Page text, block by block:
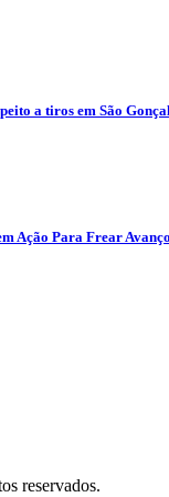
a tiros em São
Ação Para Frear
reservados.